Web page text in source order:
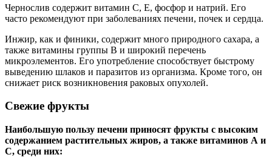
Чернослив содержит витамин С, Е, фосфор и натрий. Его
часто рекомендуют при заболеваниях печени, почек и сердца.
Инжир, как и финики, содержит много природного сахара, а
также витамины группы В и широкий перечень
микроэлементов. Его употребление способствует быстрому
выведению шлаков и паразитов из организма. Кроме того, он
снижает риск возникновения раковых опухолей.
Свежие фрукты
Наибольшую пользу печени приносят фрукты с высоким
содержанием растительных жиров, а также витаминов А и
С, среди них: